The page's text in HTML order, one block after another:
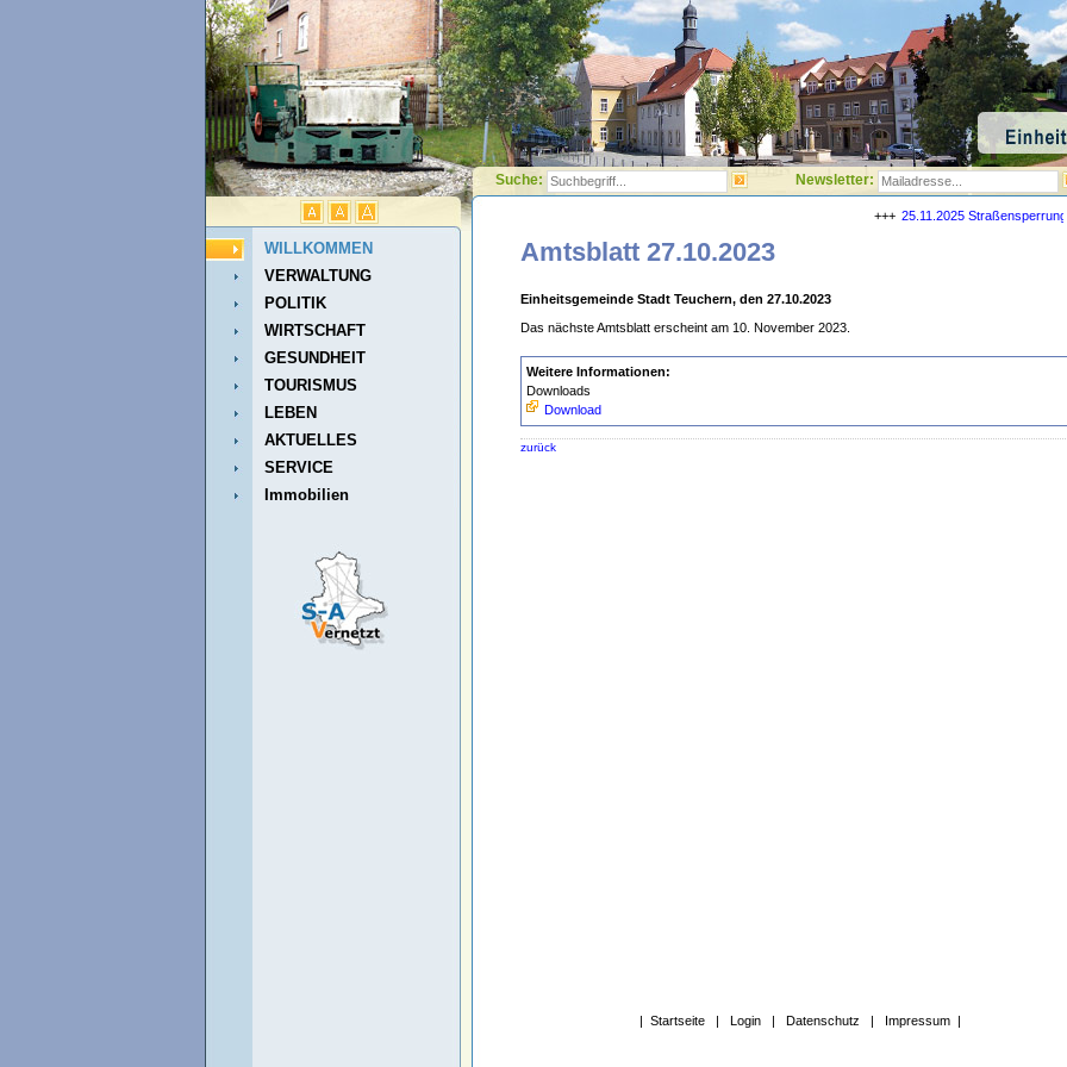
Suche: Newsletter:
WILLKOMMEN
VERWALTUNG
POLITIK
WIRTSCHAFT
GESUNDHEIT
TOURISMUS
LEBEN
AKTUELLES
SERVICE
Immobilien
25.11.2025
Amtsblatt 27.10.2023
Einheitsgemeinde Stadt Teuchern, den 27.10.2023
Das nächste Amtsblatt erscheint am 10. November 2023.
Weitere Informationen:
Downloads
Download
zurück
| Startseite | Login | Datenschutz | Impressum |